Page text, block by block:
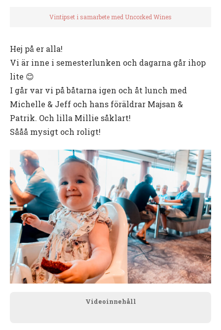
Vintipset i samarbete med Uncorked Wines
Hej på er alla!
Vi är inne i semesterlunken och dagarna går ihop
lite 😊
I går var vi på båtarna igen och åt lunch med
Michelle & Jeff och hans föräldrar Majsan &
Patrik. Och lilla Millie såklart!
Sååå mysigt och roligt!
Videoinnehåll